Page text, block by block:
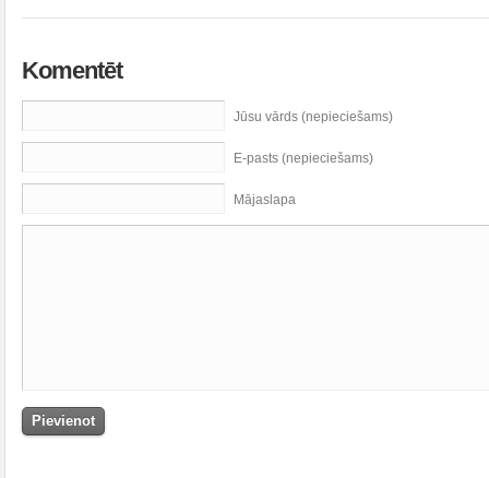
Komentēt
Jūsu vārds (nepieciešams)
E-pasts (nepieciešams)
Mājaslapa